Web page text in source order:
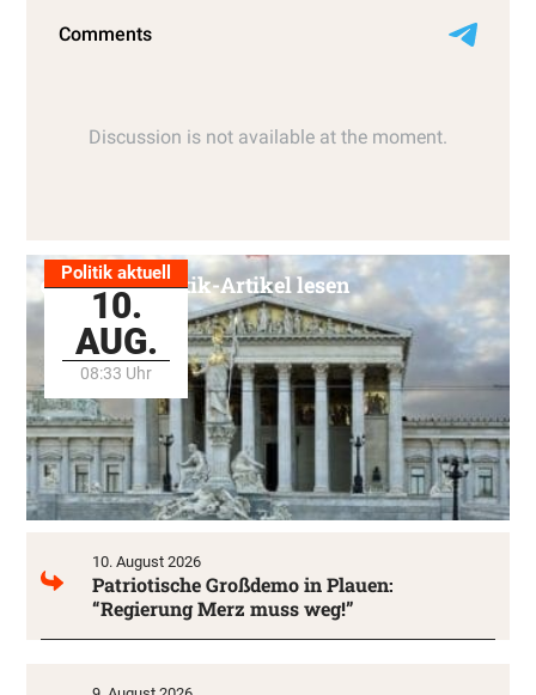
Politik aktuell
10.
AUG.
08:33 Uhr
Alle Politik-Artikel lesen
10. August 2026
Patriotische Großdemo in Plauen:
“Regierung Merz muss weg!”